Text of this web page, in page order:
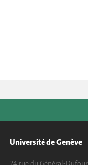
Université de Genève
24 rue du Général-Dufour